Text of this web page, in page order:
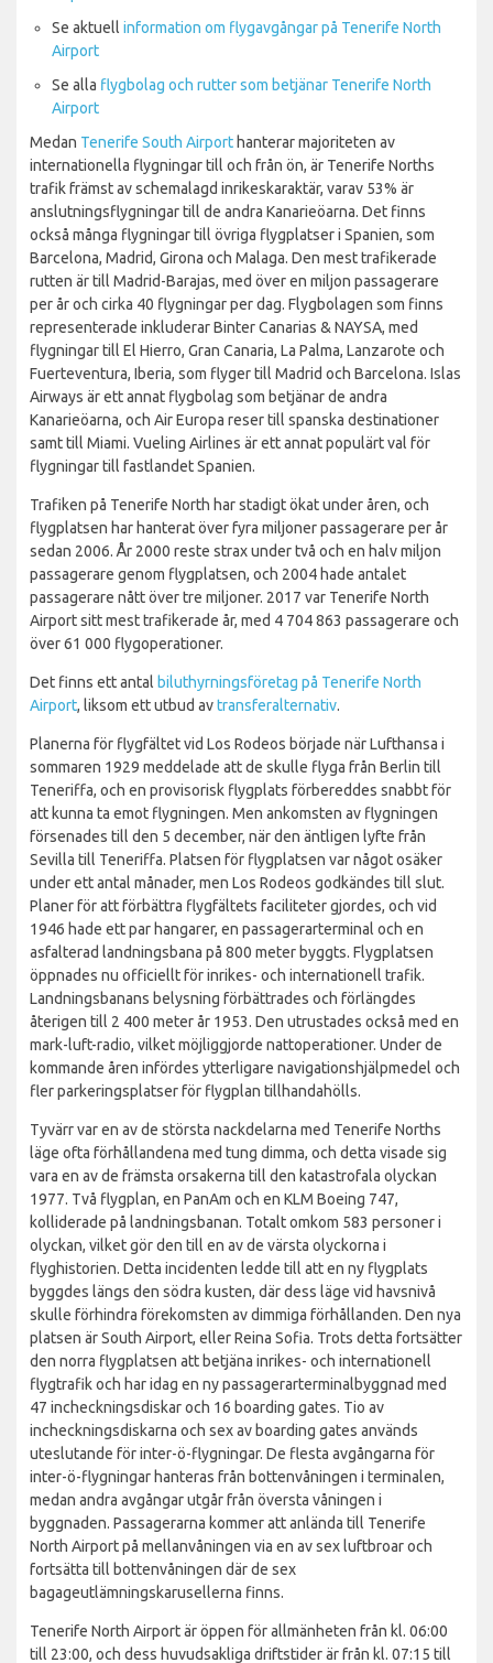
Se aktuell information om flygavgångar på Tenerife North
Airport
Se alla flygbolag och rutter som betjänar Tenerife North
Airport
Medan Tenerife South Airporthanterar majoriteten av
internationella flygningar till och från ön, är Tenerife Norths
trafik främst av schemalagd inrikeskaraktär, varav 53% är
anslutningsflygningar till de andra Kanarieöarna. Det finns
också många flygningar till övriga flygplatser i Spanien, som
Barcelona, Madrid, Girona och Malaga. Den mest trafikerade
rutten är till Madrid-Barajas, med över en miljon passagerare
per år och cirka 40 flygningar per dag. Flygbolagen som finns
representerade inkluderar Binter Canarias & NAYSA, med
flygningar till El Hierro, Gran Canaria, La Palma, Lanzarote och
Fuerteventura, Iberia, som flyger till Madrid och Barcelona. Islas
Airways är ett annat flygbolag som betjänar de andra
Kanarieöarna, och Air Europa reser till spanska destinationer
samt till Miami. Vueling Airlines är ett annat populärt val för
flygningar till fastlandet Spanien.
Trafiken på Tenerife North har stadigt ökat under åren, och
flygplatsen har hanterat över fyra miljoner passagerare per år
sedan 2006. År 2000 reste strax under två och en halv miljon
passagerare genom flygplatsen, och 2004 hade antalet
passagerare nått över tre miljoner. 2017 var Tenerife North
Airport sitt mest trafikerade år, med 4 704 863 passagerare och
över 61 000 flygoperationer.
Det finns ett antal biluthyrningsföretag på Tenerife North
Airport, liksom ett utbud avtransferalternativ.
Planerna för flygfältet vid Los Rodeos började när Lufthansa i
sommaren 1929 meddelade att de skulle flyga från Berlin till
Teneriffa, och en provisorisk flygplats förbereddes snabbt för
att kunna ta emot flygningen. Men ankomsten av flygningen
försenades till den 5 december, när den äntligen lyfte från
Sevilla till Teneriffa. Platsen för flygplatsen var något osäker
under ett antal månader, men Los Rodeos godkändes till slut.
Planer för att förbättra flygfältets faciliteter gjordes, och vid
1946 hade ett par hangarer, en passagerarterminal och en
asfalterad landningsbana på 800 meter byggts. Flygplatsen
öppnades nu officiellt för inrikes- och internationell trafik.
Landningsbanans belysning förbättrades och förlängdes
återigen till 2 400 meter år 1953. Den utrustades också med en
mark-luft-radio, vilket möjliggjorde nattoperationer. Under de
kommande åren infördes ytterligare navigationshjälpmedel och
fler parkeringsplatser för flygplan tillhandahölls.
Tyvärr var en av de största nackdelarna med Tenerife Norths
läge ofta förhållandena med tung dimma, och detta visade sig
vara en av de främsta orsakerna till den katastrofala olyckan
1977. Två flygplan, en PanAm och en KLM Boeing 747,
kolliderade på landningsbanan. Totalt omkom 583 personer i
olyckan, vilket gör den till en av de värsta olyckorna i
flyghistorien. Detta incidenten ledde till att en ny flygplats
byggdes längs den södra kusten, där dess läge vid havsnivå
skulle förhindra förekomsten av dimmiga förhållanden. Den nya
platsen är South Airport, eller Reina Sofia. Trots detta fortsätter
den norra flygplatsen att betjäna inrikes- och internationell
flygtrafik och har idag en ny passagerarterminalbyggnad med
47 incheckningsdiskar och 16 boarding gates. Tio av
incheckningsdiskarna och sex av boarding gates används
uteslutande för inter-ö-flygningar. De flesta avgångarna för
inter-ö-flygningar hanteras från bottenvåningen i terminalen,
medan andra avgångar utgår från översta våningen i
byggnaden. Passagerarna kommer att anlända till Tenerife
North Airport på mellanvåningen via en av sex luftbroar och
fortsätta till bottenvåningen där de sex
bagageutlämningskarusellerna finns.
Tenerife North Airport är öppen för allmänheten från kl. 06:00
till 23:00, och dess huvudsakliga driftstider är från kl. 07:15 till